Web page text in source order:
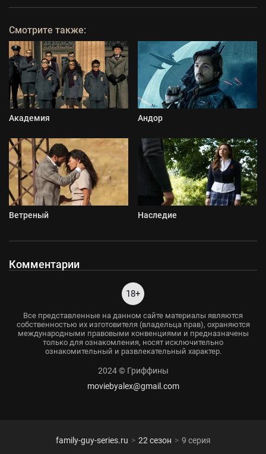
Смотрите также:
Академия Андор
Ветреный Наследие
Комментарии
18+
Все представленные на данном сайте материалы являются
собственностью их изготовителя (владельца прав), охраняются
международными правовыми конвенциями и предназначены
только для ознакомления, носят исключительно
ознакомительный и развлекательный характер.
2024 © Гриффины
moviebyalex@gmail.com
family-guy-series.ru 22 сезон 9 серия